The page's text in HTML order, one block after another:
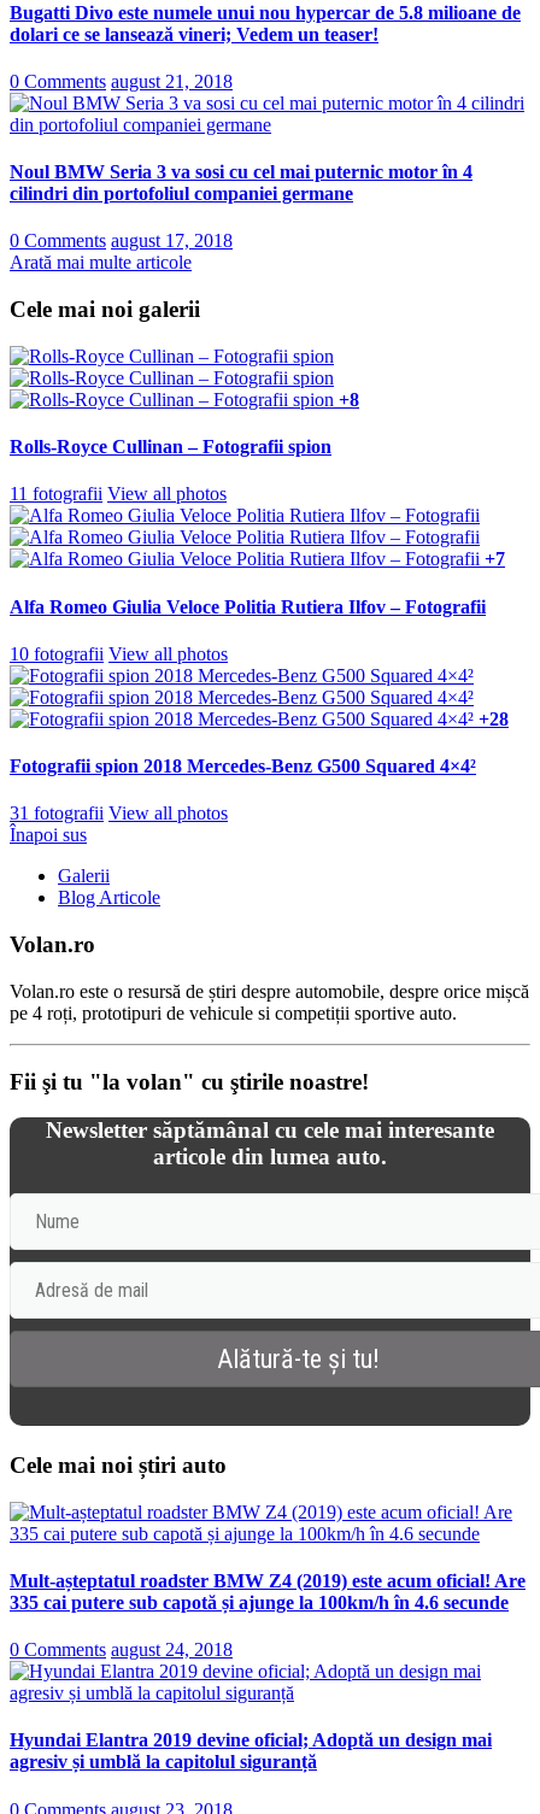
Bugatti Divo este numele unui nou hypercar de 5.8 milioane de
dolari ce se lansează vineri; Vedem un teaser!
0 Comments august 21, 2018
Noul BMW Seria 3 va sosi cu cel mai puternic motor în 4
cilindri din portofoliul companiei germane
0 Comments august 17, 2018
Arată mai multe articole
Cele mai noi galerii
+8
Rolls-Royce Cullinan – Fotografii spion
11 fotografii View all photos
+7
Alfa Romeo Giulia Veloce Politia Rutiera Ilfov – Fotografii
10 fotografii View all photos
+28
Fotografii spion 2018 Mercedes-Benz G500 Squared 4×4²
31 fotografii View all photos
Înapoi sus
Galerii
Blog Articole
Volan.ro
Volan.ro este o resursă de știri despre automobile, despre orice mișcă
pe 4 roți, prototipuri de vehicule si competiții sportive auto.
Fii şi tu "la volan" cu ştirile noastre!
Newsletter săptămânal cu cele mai interesante
articole din lumea auto.
Cele mai noi știri auto
Mult-așteptatul roadster BMW Z4 (2019) este acum oficial! Are
335 cai putere sub capotă și ajunge la 100km/h în 4.6 secunde
0 Comments august 24, 2018
Hyundai Elantra 2019 devine oficial; Adoptă un design mai
agresiv și umblă la capitolul siguranță
0 Comments august 23, 2018